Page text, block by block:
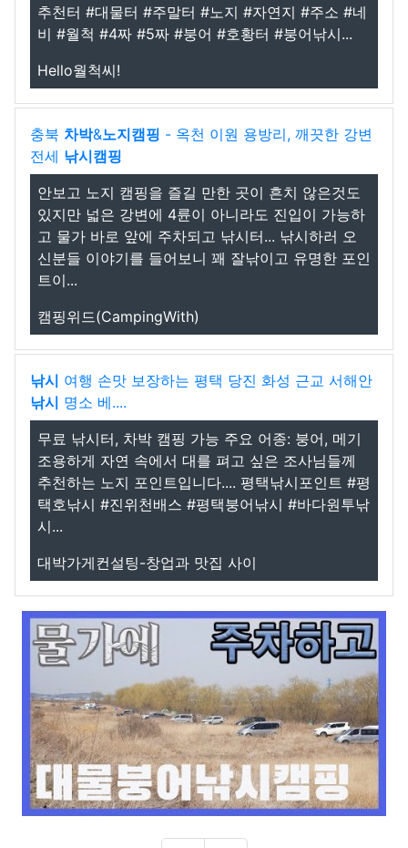
추천터 #대물터 #주말터 #노지 #자연지 #주소 #네
비 #월척 #4짜 #5짜 #붕어 #호황터 #붕어낚시...
Hello월척씨!
충북 차박&노지캠핑 - 옥천 이원 용방리, 깨끗한 강변
전세 낚시캠핑
안보고 노지 캠핑을 즐길 만한 곳이 흔치 않은것도
있지만 넓은 강변에 4륜이 아니라도 진입이 가능하
고 물가 바로 앞에 주차되고 낚시터... 낚시하러 오
신분들 이야기를 들어보니 꽤 잘낚이고 유명한 포인
트이...
캠핑위드(CampingWith)
낚시 여행 손맛 보장하는 평택 당진 화성 근교 서해안
낚시 명소 베....
무료 낚시터, 차박 캠핑 가능 주요 어종: 붕어, 메기
조용하게 자연 속에서 대를 펴고 싶은 조사님들께
추천하는 노지 포인트입니다.... 평택낚시포인트 #평
택호낚시 #진위천배스 #평택붕어낚시 #바다원투낚
시...
대박가게컨설팅-창업과 맛집 사이